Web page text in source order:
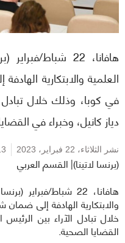
هافانا، 22 شباط/
العلمية والابتكارية
في كوبا، وذلك خلال تبادل
دياز كانيل، وخبراء في
نشر الثلاثاء، 22 فبراير، 2023
(برنسا لاتينا)| القسم العربي
هافانا، 22 شباط/
والابتكارية الهادفة إلى
خلال تبادل الآراء بين
القضايا الصحية.